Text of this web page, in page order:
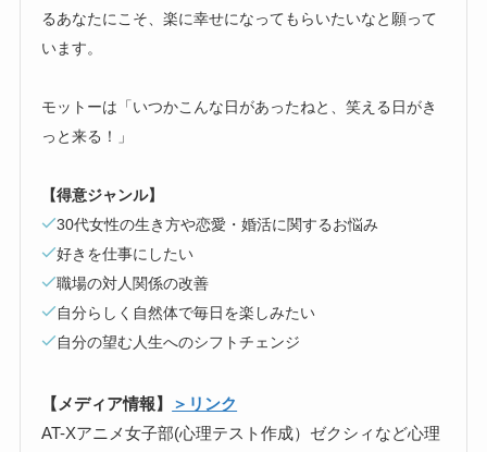
るあなたにこそ、楽に幸せになってもらいたいなと願って
います。
モットーは「いつかこんな日があったねと、笑える日がき
っと来る！」
【得意ジャンル】
30代女性の生き方や恋愛・婚活に関するお悩み
好きを仕事にしたい
職場の対人関係の改善
自分らしく自然体で毎日を楽しみたい
自分の望む人生へのシフトチェンジ
【メディア情報】
＞リンク
AT-Xアニメ女子部(心理テスト作成）ゼクシィなど心理